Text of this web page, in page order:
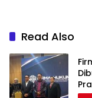
Read Also